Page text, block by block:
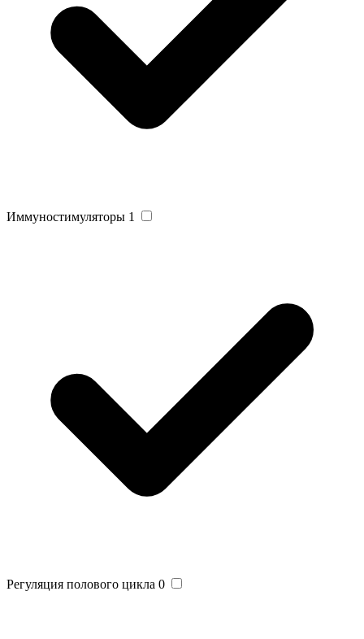
Иммуностимуляторы 1
Регуляция полового цикла 0